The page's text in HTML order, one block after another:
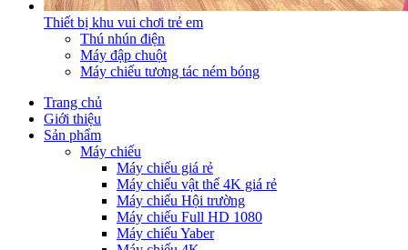
Thiết bị khu vui chơi trẻ em
Thú nhún điện
Máy đập chuột
Máy chiếu tương tác ném bóng
Trang chủ
Giới thiệu
Sản phẩm
Máy chiếu
Máy chiếu giá rẻ
Máy chiếu vật thể 4K giá rẻ
Máy chiếu Hội trường
Máy chiếu Full HD 1080
Máy chiếu Yaber